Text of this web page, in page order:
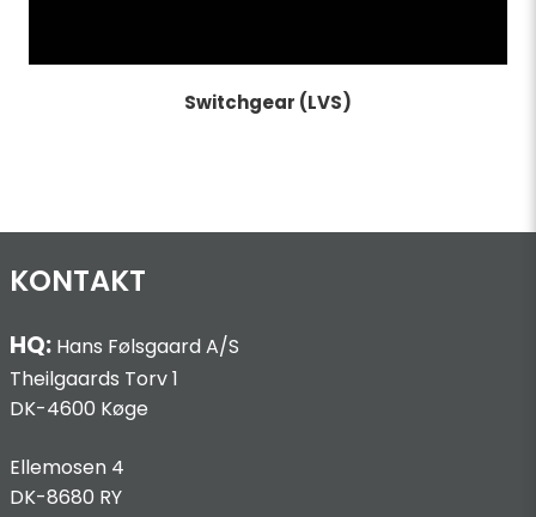
Switchgear (LVS)
KONTAKT
HQ: Hans Følsgaard A/S
Theilgaards Torv 1
DK-4600 Køge
Ellemosen 4
DK-8680 RY